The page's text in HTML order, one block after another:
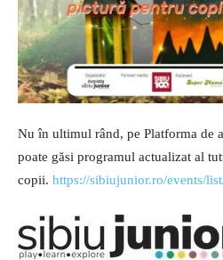
Nu în ultimul rând, pe Platforma de
poate găsi programul actualizat al
copii. https://sibiujunior.ro/events/